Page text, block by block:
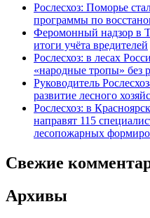
Рослесхоз: Поморье
программы по
Феромонный надзор в
итоги учёта вредителей
Рослесхоз: в лесах
«народные тропы» без
Руководитель
развитие лесного
Рослесхоз: в
направят 115
лесопожарных
Свежие
Архивы